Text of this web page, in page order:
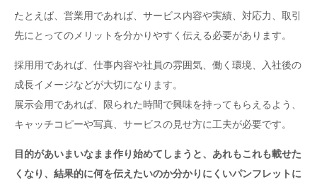
たとえば、営業用であれば、サービス内容や実績、対応力、取引
先にとってのメリットを分かりやすく伝える必要があります。
採用用であれば、仕事内容や社員の雰囲気、働く環境、入社後の
成長イメージなどが大切になります。
展示会用であれば、限られた時間で興味を持ってもらえるよう、
キャッチコピーや写真、サービスの見せ方に工夫が必要です。
目的があいまいなまま作り始めてしまうと、あれもこれも載せた
くなり、結果的に何を伝えたいのか分かりにくいパンフレットに